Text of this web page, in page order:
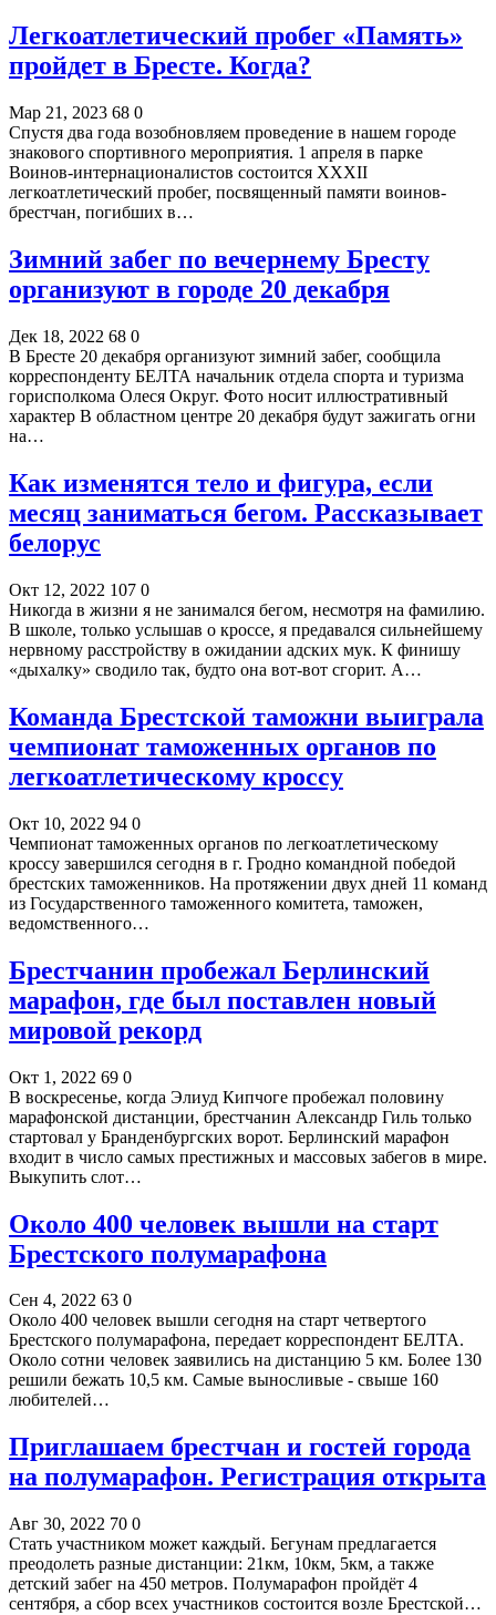
Легкоатлетический пробег «Память»
пройдет в Бресте. Когда?
Мар 21, 2023 68 0
Спустя два года возобновляем проведение в нашем городе
знакового спортивного мероприятия. 1 апреля в парке
Воинов-интернационалистов состоится XXXII
легкоатлетический пробег, посвященный памяти воинов-
брестчан, погибших в…
Зимний забег по вечернему Бресту
организуют в городе 20 декабря
Дек 18, 2022 68 0
В Бресте 20 декабря организуют зимний забег, сообщила
корреспонденту БЕЛТА начальник отдела спорта и туризма
горисполкома Олеся Округ. Фото носит иллюстративный
характер В областном центре 20 декабря будут зажигать огни
на…
Как изменятся тело и фигура, если
месяц заниматься бегом. Рассказывает
белорус
Окт 12, 2022 107 0
Никогда в жизни я не занимался бегом, несмотря на фамилию.
В школе, только услышав о кроссе, я предавался сильнейшему
нервному расстройству в ожидании адских мук. К финишу
«дыхалку» сводило так, будто она вот-вот сгорит. А…
Команда Брестской таможни выиграла
чемпионат таможенных органов по
легкоатлетическому кроссу
Окт 10, 2022 94 0
Чемпионат таможенных органов по легкоатлетическому
кроссу завершился сегодня в г. Гродно командной победой
брестских таможенников. На протяжении двух дней 11 команд
из Государственного таможенного комитета, таможен,
ведомственного…
Брестчанин пробежал Берлинский
марафон, где был поставлен новый
мировой рекорд
Окт 1, 2022 69 0
В воскресенье, когда Элиуд Кипчоге пробежал половину
марафонской дистанции, брестчанин Александр Гиль только
стартовал у Бранденбургских ворот. Берлинский марафон
входит в число самых престижных и массовых забегов в мире.
Выкупить слот…
Около 400 человек вышли на старт
Брестского полумарафона
Сен 4, 2022 63 0
Около 400 человек вышли сегодня на старт четвертого
Брестского полумарафона, передает корреспондент БЕЛТА.
Около сотни человек заявились на дистанцию 5 км. Более 130
решили бежать 10,5 км. Самые выносливые - свыше 160
любителей…
Приглашаем брестчан и гостей города
на полумарафон. Регистрация открыта
Авг 30, 2022 70 0
Стать участником может каждый. Бегунам предлагается
преодолеть разные дистанции: 21км, 10км, 5км, а также
детский забег на 450 метров. Полумарафон пройдёт 4
сентября, а сбор всех участников состоится возле Брестской…